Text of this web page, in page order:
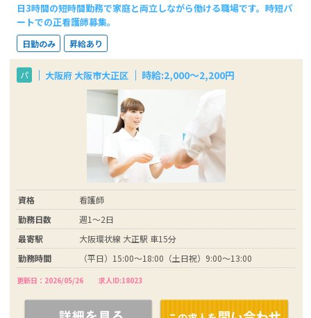
日3時間の短時間勤務で家庭と両立しながら働ける職場です。時短パ
ートでの正看護師募集。
日勤のみ 昇給あり
パ 大阪府 大阪市大正区 時給:2,000～2,200円
資格
看護師
勤務日数
週1～2日
最寄駅
大阪環状線 大正駅 車15分
勤務時間
（平日）15:00～18:00（土日祝）9:00～13:00
更新日：2026/05/26 求人ID:18023